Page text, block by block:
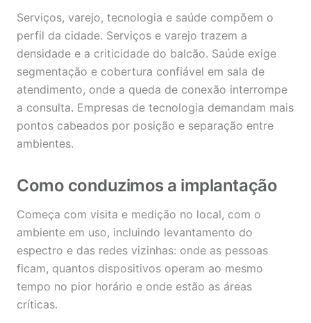
Serviços, varejo, tecnologia e saúde compõem o
perfil da cidade. Serviços e varejo trazem a
densidade e a criticidade do balcão. Saúde exige
segmentação e cobertura confiável em sala de
atendimento, onde a queda de conexão interrompe
a consulta. Empresas de tecnologia demandam mais
pontos cabeados por posição e separação entre
ambientes.
Como conduzimos a implantação
Começa com visita e medição no local, com o
ambiente em uso, incluindo levantamento do
espectro e das redes vizinhas: onde as pessoas
ficam, quantos dispositivos operam ao mesmo
tempo no pior horário e onde estão as áreas
críticas.